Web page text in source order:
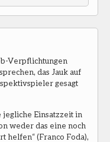
Verpflichtungen
das Jauk auf
gesagt
jegliche Einsatzzeit in
weder das eine noch
helfen“ (Franco Foda),